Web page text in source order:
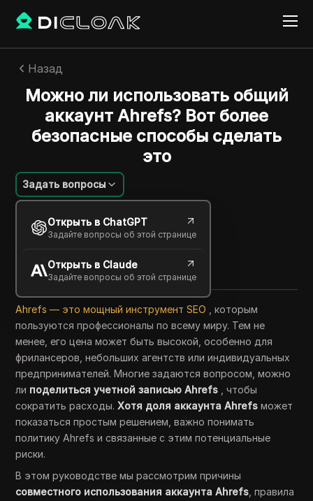
Назад
Можно ли использовать общий
аккаунт Ahrefs? Вот более
безопасные способы сделать
это
Задать вопросы
Открыть в ChatGPT
Задайте вопросы об этой странице
Открыть в Claude
Задайте вопросы об этой странице
Шарльс Мартинес
23 сент. 2025 6 минут
Copy Link
Ahrefs — это мощный инструмент SEO , которым
пользуются профессионалы по всему миру. Тем не
менее, его цена может быть высокой, особенно для
фрилансеров, небольших агентств или индивидуальных
предпринимателей. Многие задаются вопросом, можно
ли поделиться учетной записью Ahrefs , чтобы
сократить расходы.Хотя доля аккаунта Ahrefs может
показаться простым решением, важно понимать
политику Ahrefs и связанные с этим потенциальные
риски.
В этом руководстве мы рассмотрим причины
совместного использования аккаунта Ahrefs , правила